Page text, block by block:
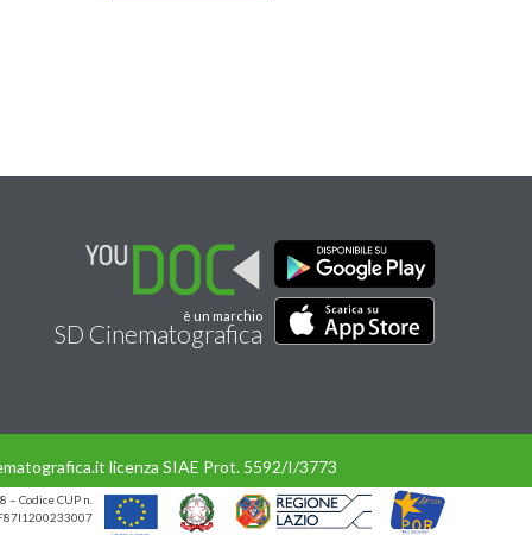
è un marchio
SD Cinematografica
licenza SIAE Prot. 5592/I/3773
– Codice CUP n.